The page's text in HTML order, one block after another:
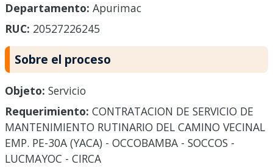
Departamento: Apurimac
RUC: 20527226245
Sobre el proceso
Objeto: Servicio
Requerimiento: CONTRATACION DE SERVICIO DE
MANTENIMIENTO RUTINARIO DEL CAMINO VECINAL
EMP. PE-30A (YACA) - OCCOBAMBA - SOCCOS -
LUCMAYOC - CIRCA